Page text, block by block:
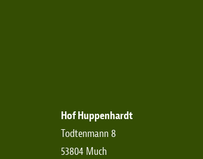
Hof Huppenhardt
Todtenmann 8
53804 Much